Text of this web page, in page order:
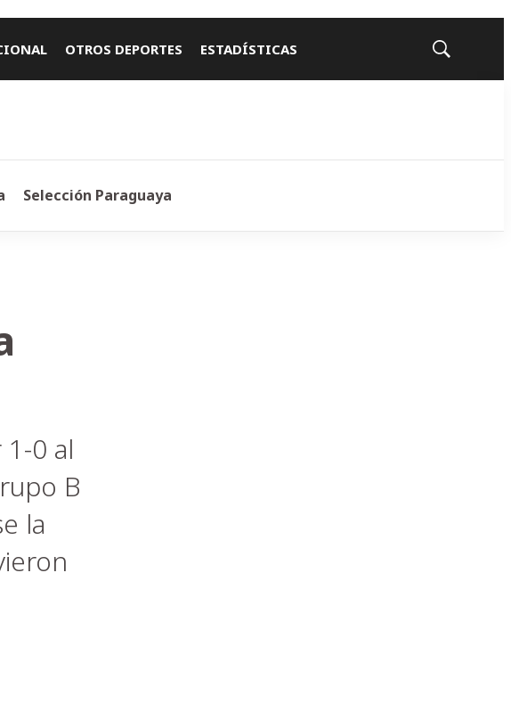
OTROS DEPORTES ESTADÍSTICAS
Mostrar
Selección Paraguaya
0 al
B
la